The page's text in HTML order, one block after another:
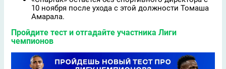
10 ноября после ухода с этой должности Томаша
Амарала.
Пройдите тест и отгадайте участника Лиги
чемпионов